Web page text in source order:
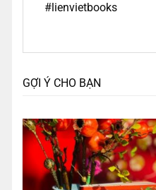
#lienvietbooks
GỢI Ý CHO BẠN